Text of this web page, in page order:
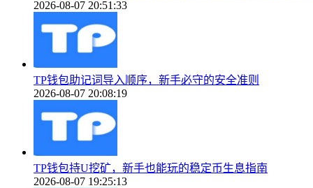
2026-08-07 20:51:33
TP钱包助记词导入顺序，新手必守的安全准则
2026-08-07 20:08:19
TP钱包持U挖矿，新手也能玩的稳定币生息指南
2026-08-07 19:25:13